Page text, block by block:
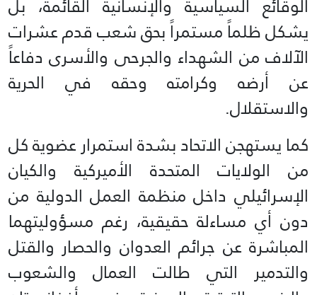
يشكل ظلماً مستمراً بحق شعب قدم عشرات
الآلاف من الشهداء والجرحى والأسرى دفاعاً
عن أرضه وكرامته وحقه في الحرية
والاستقلال.
كما يستهجن الاتحاد بشدة استمرار عضوية كل
من الولايات المتحدة الأميركية والكيان
الإسرائيلي داخل منظمة العمل الدولية من
دون أي مساءلة حقيقية، رغم مسؤوليتهما
المباشرة عن جرائم العدوان والحصار والقتل
والتدمير التي طالت العمال والشعوب